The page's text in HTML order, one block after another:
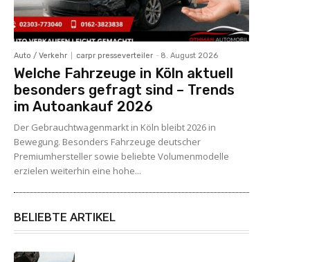
Auto / Verkehr carpr presseverteiler - 8. August 2026
Welche Fahrzeuge in Köln aktuell
besonders gefragt sind – Trends
im Autoankauf 2026
Der Gebrauchtwagenmarkt in Köln bleibt 2026 in
Bewegung. Besonders Fahrzeuge deutscher
Premiumhersteller sowie beliebte Volumenmodelle
erzielen weiterhin eine hohe...
BELIEBTE ARTIKEL